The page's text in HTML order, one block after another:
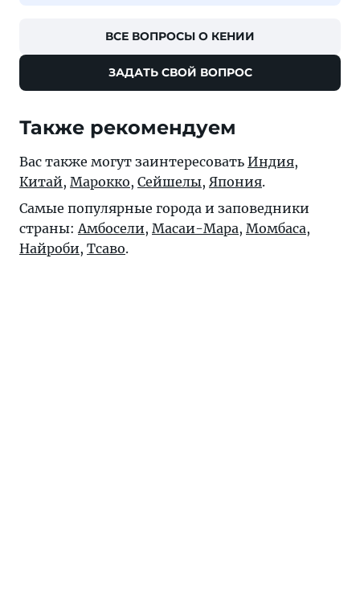
ВСЕ ВОПРОСЫ О КЕНИИ
ЗАДАТЬ СВОЙ ВОПРОС
Также рекомендуем
Вас также могут заинтересовать Индия,
Китай, Марокко, Сейшелы, Япония.
Самые популярные города и заповедники
страны:Амбосели, Масаи-Мара, Момбаса,
Найроби, Тсаво.